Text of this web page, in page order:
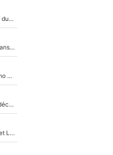
Scandale dans la vie privée de Michael Olise : L’annonce du Bayern Munich sur son enfant caché
Yan Diomandé au Real Madrid : La photo qui met fin au transfert de l’été !
Du PSG à la tête de la FIFA pour remplacer Gianni Infantino ? «Il serait un mauvais président», le patron de la Liga s'attaque à Nasser Al-Khelaïfi !
Bradley Barcola : Luis Enrique prêt à l’écarter au PSG, la décision qui va accélérer son transfert à Liverpool ?
La Liga sur beIN SPORTS, c’est terminé : Kylian Mbappé et Lamine Yamal changent de chaîne, «le moment était venu d'ouvrir un nouveau chapitre»